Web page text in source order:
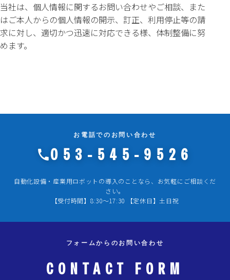
当社は、個人情報に関するお問い合わせやご相談、また
はご本人からの個人情報の開示、訂正、利用停止等の請
求に対し、適切かつ迅速に対応できる様、体制整備に努
めます。
お電話でのお問い合わせ
053-545-9526
自動化設備・産業用ロボットの導入のことなら、お気軽にご相談くだ
さい。
【受付時間】8:30～17:30 【定休日】土日祝
フォームからのお問い合わせ
CONTACT FORM